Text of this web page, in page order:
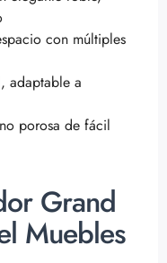
con múltiples
adaptable a
porosa de fácil
Grand
Muebles